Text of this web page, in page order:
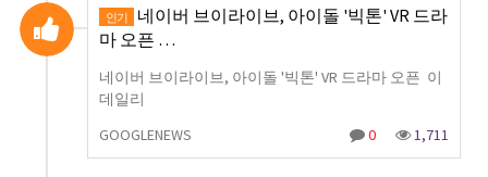
인기
네이버 브이라이브, 아이돌 '빅톤' VR 드라
마 오픈 …
네이버 브이라이브, 아이돌 '빅톤' VR 드라마 오픈 이
데일리
GOOGLENEWS
0 1,711